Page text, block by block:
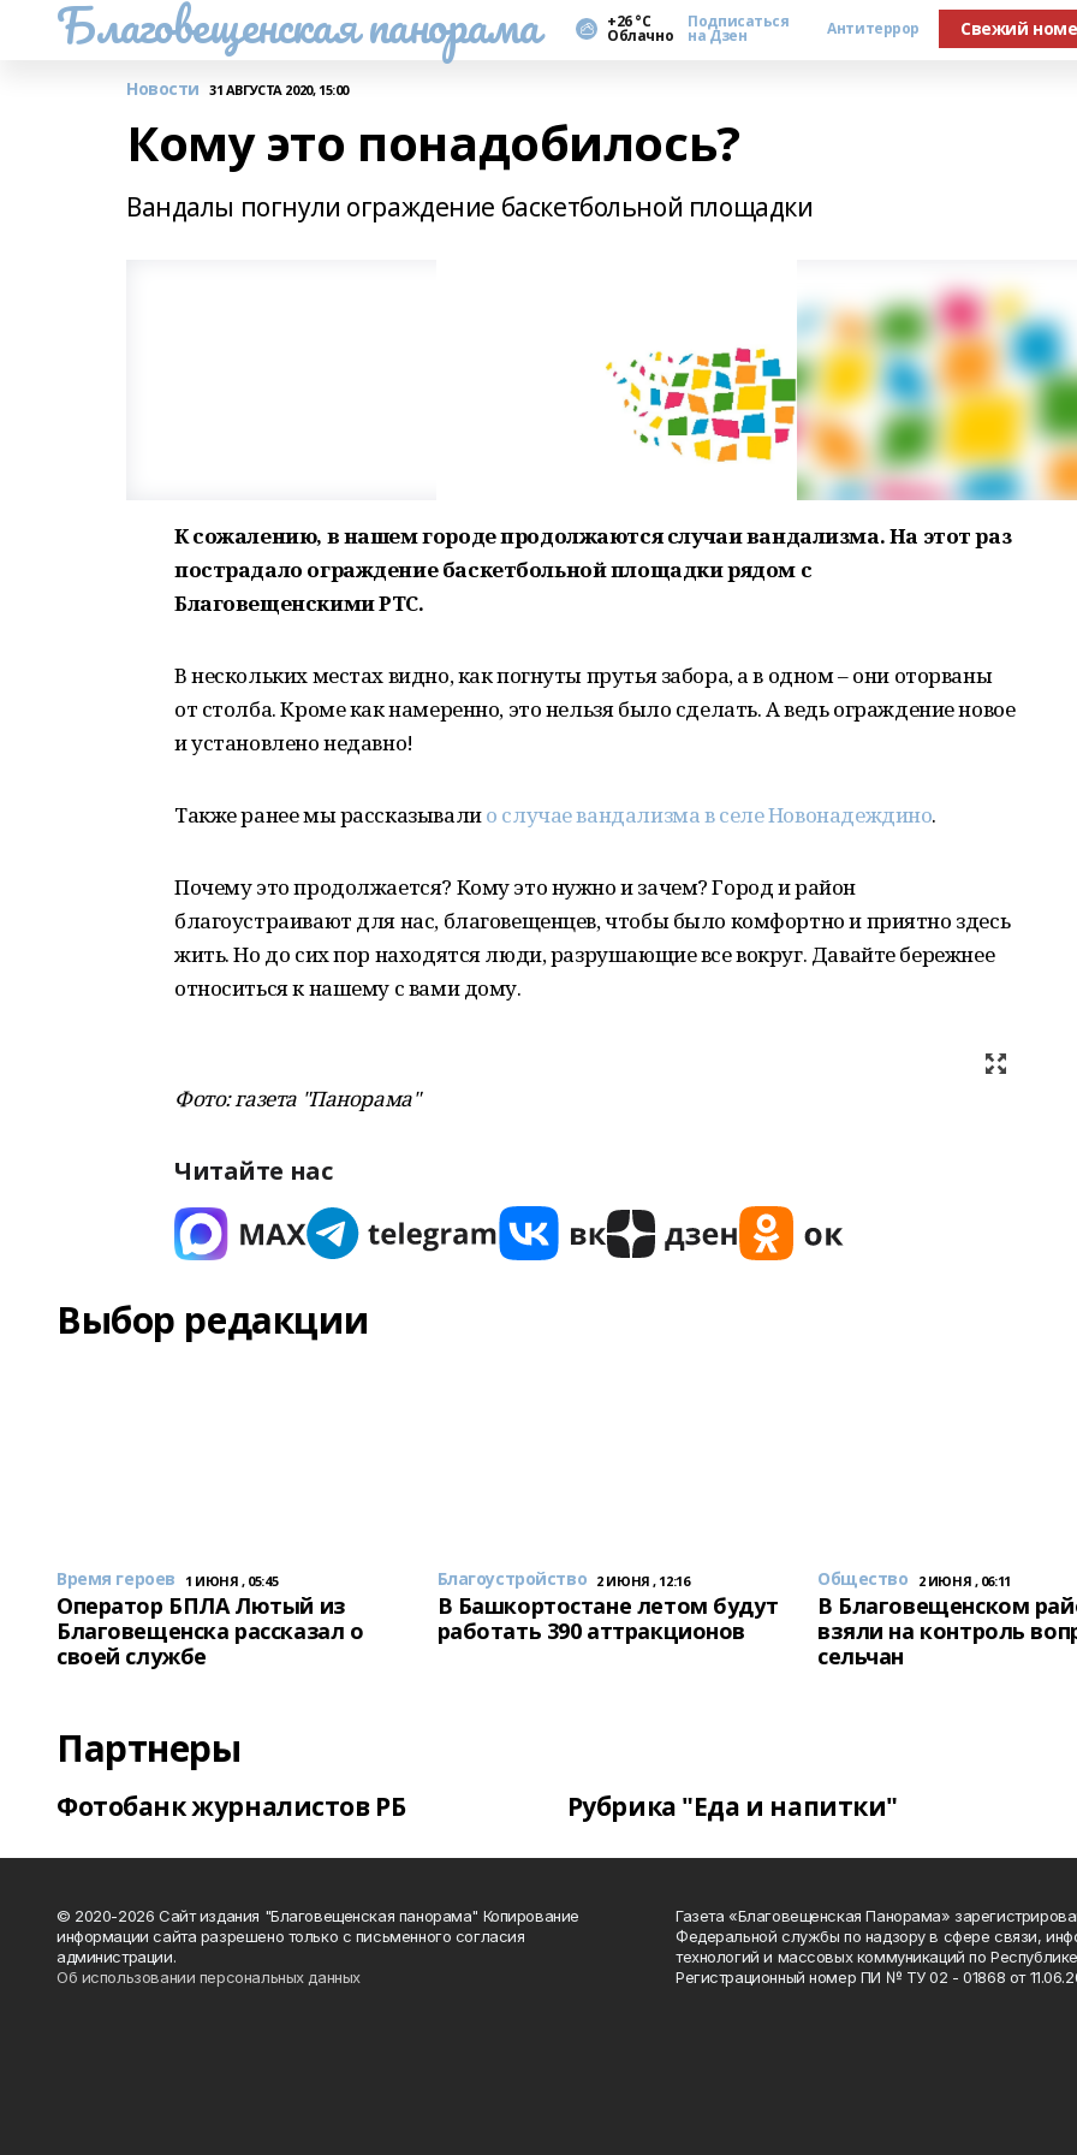
Благовещенская панорама +26 °С
Облачно
Подписаться
на Дзен Антитеррор Свежий
Новости 31 АВГУСТА 2020, 15:00
Кому это понадобилось?
Вандалы погнули ограждение баскетбольной площадки
К сожалению, в нашем городе продолжаются случаи вандализма. На этот раз
пострадало ограждение баскетбольной площадки рядом с
Благовещенскими РТС.
В нескольких местах видно, как погнуты прутья забора, а в одном – они оторваны
от столба. Кроме как намеренно, это нельзя было сделать. А ведь ограждение новое
и установлено недавно!
Также ранее мы рассказывалио случае вандализма в селе Новонадеждино.
Почему это продолжается? Кому это нужно и зачем? Город и район
благоустраивают для нас, благовещенцев, чтобы было комфортно и приятно здесь
жить. Но до сих пор находятся люди, разрушающие все вокруг. Давайте бережнее
относиться к нашему с вами дому.
Фото: газета "Панорама"
Читайте нас
Выбор редакции
Время героев 1 ИЮНЯ , 05:45
Оператор БПЛА Лютый из
Благовещенска рассказал о
своей службе
Благоустройство 2 ИЮНЯ , 12:16
В Башкортостане летом будут
работать 390 аттракционов
Общество 2 ИЮНЯ , 06:11
В Благовещенском
взяли на контроль
сельчан
Партнеры
Фотобанк журналистов РБ Рубрика "Еда и напитки"
© 2020-2026 Сайт издания "Благовещенская панорама" Копирование
информации сайта разрешено только с письменного согласия
администрации.
Об использовании персональных данных
Газета «Благовещенская Панорама»
Федеральной службы по надзору в сфере связи,
технологий и массовых коммуникаций по
Регистрационный номер ПИ № ТУ 02 - 01868 от